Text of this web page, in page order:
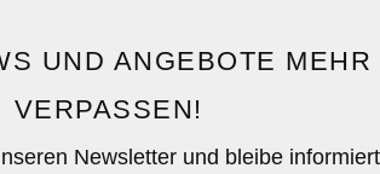
UND ANGEBOTE MEHR
VERPASSEN!
Newsletter und bleibe informiert